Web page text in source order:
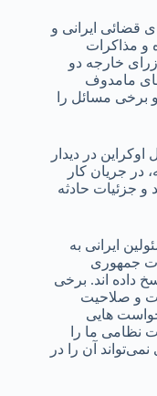
قضائی ایرانی و
و مذاکرات
خارجه دو
مامدوف
برخی مسائل را
در دیدار
در جریان کار
و جزئیات حادثه
ایرانی به
جمهوری
داده اند. برخی
و صلاحیت
هایی
نظامی ما را
آن را در